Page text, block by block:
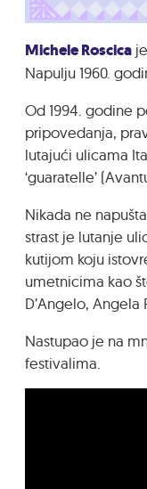
Michele Roscica
Napulju 1960.
Od 1994. godine
pripovedanja,
lutajući ulicama
‘guaratelle’
Nikada ne
strast je lutanje
kutijom koju
umetnicima kao
D’Angelo, Angela
Nastupao je na
festivalima.